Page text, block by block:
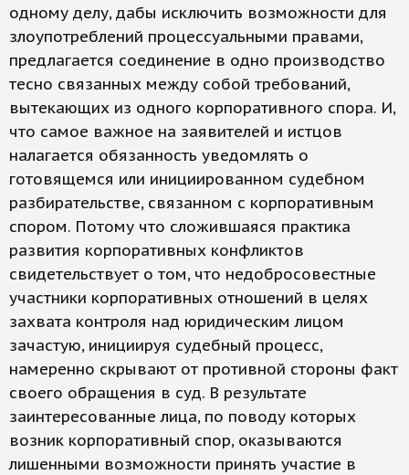
одному делу, дабы исключить возможности для
злоупотреблений процессуальными правами,
предлагается соединение в одно производство
тесно связанных между собой требований,
вытекающих из одного корпоративного спора. И,
что самое важное на заявителей и истцов
налагается обязанность уведомлять о
готовящемся или инициированном судебном
разбирательстве, связанном с корпоративным
спором. Потому что сложившаяся практика
развития корпоративных конфликтов
свидетельствует о том, что недобросовестные
участники корпоративных отношений в целях
захвата контроля над юридическим лицом
зачастую, инициируя судебный процесс,
намеренно скрывают от противной стороны факт
своего обращения в суд. В результате
заинтересованные лица, по поводу которых
возник корпоративный спор, оказываются
лишенными возможности принять участие в